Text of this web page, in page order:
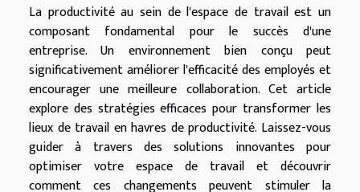
La productivité au sein de l'espace de travail est un
composant fondamental pour le succès d'une
entreprise. Un environnement bien conçu peut
significativement améliorer l'efficacité des employés et
encourager une meilleure collaboration. Cet article
explore des stratégies efficaces pour transformer les
lieux de travail en havres de productivité. Laissez-vous
guider à travers des solutions innovantes pour
optimiser votre espace de travail et découvrir
comment ces changements peuvent stimuler la